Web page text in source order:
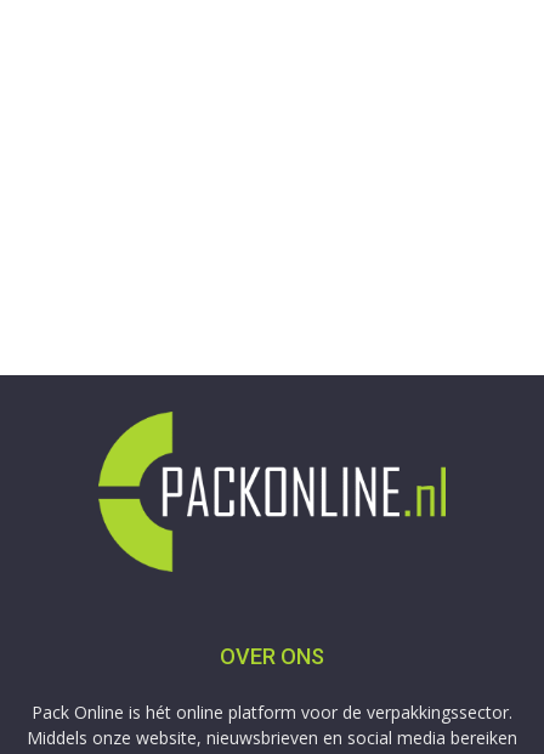
OVER ONS
Pack Online is hét online platform voor de verpakkingssector.
Middels onze website, nieuwsbrieven en social media bereiken